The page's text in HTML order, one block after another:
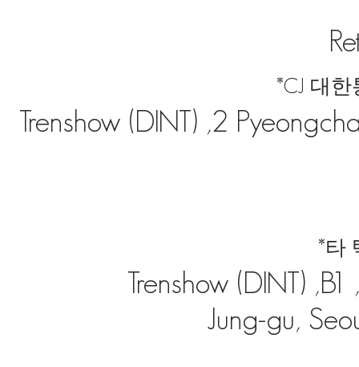
*CJ 대
Trenshow (DINT) ,2
*타
Trenshow (DINT)
Jung-gu,